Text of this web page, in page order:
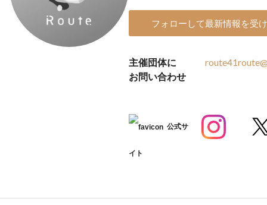
フォローして最新情報を受
主催団体に
お問い合わせ
公式サ
イト